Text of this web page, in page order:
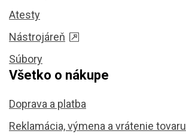
Atesty
Nástrojáreň
Súbory
Všetko o nákupe
Doprava a platba
Reklamácia, výmena a vrátenie tovaru